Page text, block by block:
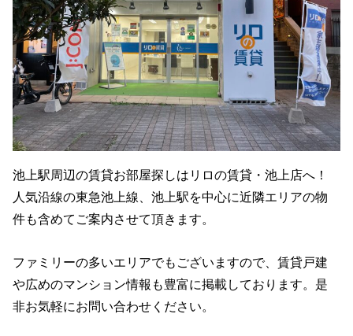
池上駅周辺の賃貸お部屋探しはリロの賃貸・池上店へ！
人気沿線の東急池上線、池上駅を中心に近隣エリアの物
件も含めてご案内させて頂きます。
ファミリーの多いエリアでもございますので、賃貸戸建
や広めのマンション情報も豊富に掲載しております。是
非お気軽にお問い合わせください。